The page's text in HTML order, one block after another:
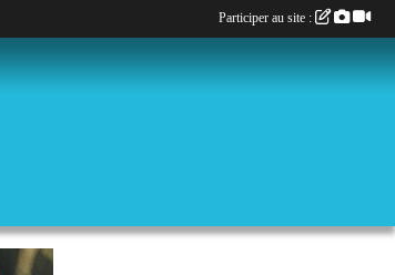
Participer au site :